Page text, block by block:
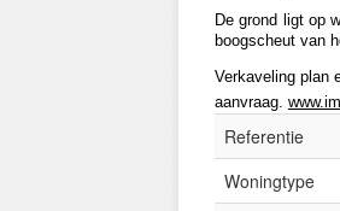
De grond ligt op
boogscheut van
Verkaveling plan
aanvraag.
Referentie
Woningtype